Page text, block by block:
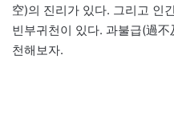
空)의 진리가 있다. 그리고 인
빈부귀천이 있다. 과불급(過
천해보자.